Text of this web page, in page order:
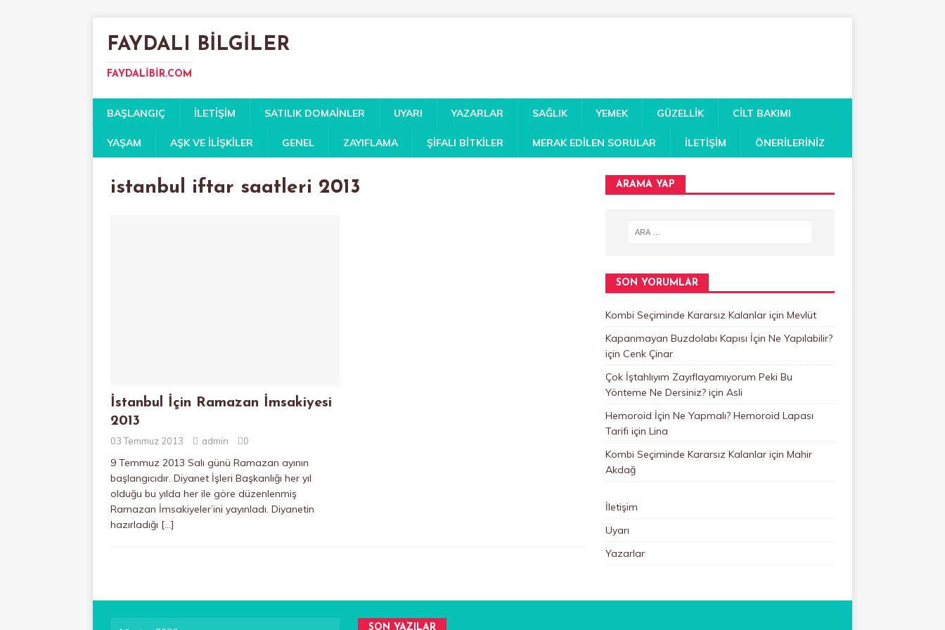
FAYDALI BILGILER
FAYDALIBIR.COM
BAŞLANGIÇ İLETIŞIM SATILIK DOMAINLER UYARI YAZARLAR SAĞLIK YEMEK GÜZELLIK CILT BAKIMI
YAŞAM AŞK VE İLIŞKILER GENEL ZAYIFLAMA ŞIFALI BITKILER MERAK EDILEN SORULAR İLETIŞIM ÖNERILERINIZ
istanbul iftar saatleri 2013
İstanbul İçin Ramazan İmsakiyesi
2013
03 Temmuz 2013 admin 0
9 Temmuz 2013 Salı günü Ramazan ayının
başlangıcıdır. Diyanet İşleri Başkanlığı her yıl
olduğu bu yılda her ile göre düzenlenmiş
Ramazan İmsakiyeler’ini yayınladı. Diyanetin
hazırladığı […]
ARAMA YAP
SON YORUMLAR
Kombi Seçiminde Kararsız Kalanlariçin Mevlüt
Kapanmayan Buzdolabı Kapısı İçin Ne Yapılabilir?
için Cenk Çinar
Çok İştahlıyım Zayıflayamıyorum Peki Bu
Yönteme Ne Dersiniz?için Asli
Hemoroid İçin Ne Yapmalı? Hemoroid Lapası
Tarifi için Lina
Kombi Seçiminde Kararsız Kalanlariçin Mahir
Akdağ
İletişim
Uyarı
Yazarlar
SON YAZILAR